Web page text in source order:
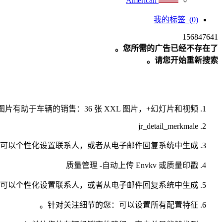
我的标签 (0)
156847641
您所需的广告已经不存在了。
请您开始重新搜索。
片有助于车辆的销售：36 张 XXL 图片，+幻灯片和视频。
jr_detail_merkmale
可以个性化设置联系人，或者从电子邮件回复系统中生成。
质量管理 -自动上传 Envkv 或质量印戳
可以个性化设置联系人，或者从电子邮件回复系统中生成。
针对关注细节的您：可以设置所有配置特征。